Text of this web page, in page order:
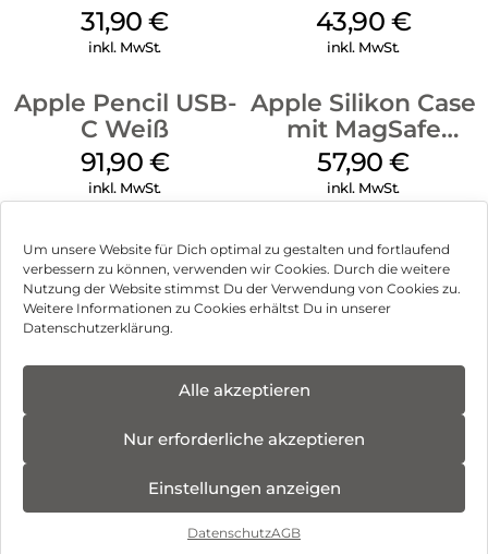
Um unsere Website für Dich optimal zu gestalten und fortlaufend
verbessern zu können, verwenden wir Cookies. Durch die weitere
Nutzung der Website stimmst Du der Verwendung von Cookies zu.
Weitere Informationen zu Cookies erhältst Du in unserer
Datenschutzerklärung.
Alle akzeptieren
Nur erforderliche akzeptieren
Einstellungen anzeigen
DatenschutzAGB
MagSafe Fuchsia
31,90€
inkl. MwSt.
MagSafe Plum
43,90 €
inkl. MwSt.
Apple Pencil USB-
C Weiß
91,90 €
inkl. MwSt.
Apple Silikon Case
mit MagSafe
iPhone 14 Pro
(PRODUCT)RED
57,90€
inkl. MwSt.
Impressum
Hinweis zur Batterieentsorgung
Newsletter
, Brodos AG – All Rights Reserved.